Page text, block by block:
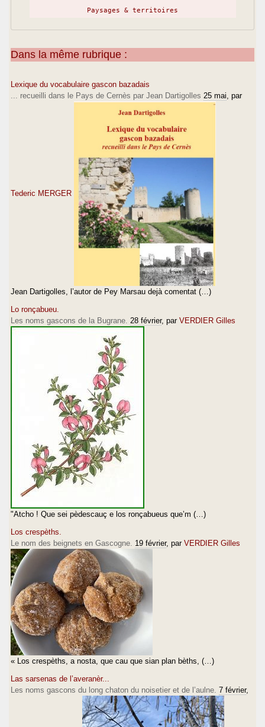
Paysages & territoires
Dans la même rubrique :
Lexique du vocabulaire gascon bazadais
... recueilli dans le Pays de Cernès par Jean Dartigolles 25 mai , par
Tederic MERGER
Jean Dartigolles, l’autor de Pey Marsau dejà comentat (…)
Lo ronçabueu.
Les noms gascons de la Bugrane. 28 février, par VERDIER Gilles
"Atcho ! Que sei pèdescauç e los ronçabueus que’m (…)
Los crespèths.
Le nom des beignets en Gascogne. 19 février, par VERDIER Gilles
« Los crespèths, a nosta, que cau que sian plan bèths, (…)
Las sarsenas de l’averanèr...
Les noms gascons du long chaton du noisetier et de l’aulne. 7 février,